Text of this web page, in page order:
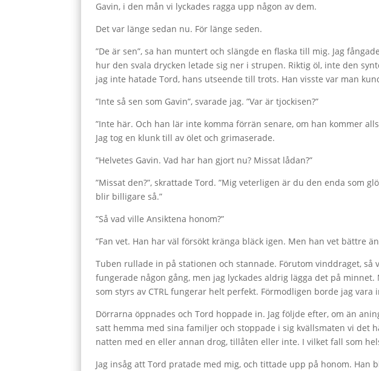
Gavin, i den mån vi lyckades ragga upp någon av dem.
Det var länge sedan nu. För länge seden.
”De är sen”, sa han muntert och slängde en flaska till mig. Jag
hur den svala drycken letade sig ner i strupen. Riktig öl, inte den
jag inte hatade Tord, hans utseende till trots. Han visste var man
”Inte så sen som Gavin”, svarade jag. ”Var är tjockisen?”
”Inte här. Och han lär inte komma förrän senare, om han kommer
Jag tog en klunk till av ölet och grimaserade.
”Helvetes Gavin. Vad har han gjort nu? Missat lådan?”
”Missat den?”, skrattade Tord. ”Mig veterligen är du den enda som
blir billigare så.”
”Så vad ville Ansiktena honom?”
”Fan vet. Han har väl försökt kränga bläck igen. Men han vet bättre
Tuben rullade in på stationen och stannade. Förutom vinddraget,
fungerade någon gång, men jag lyckades aldrig lägga det på
som styrs av CTRL fungerar helt perfekt. Förmodligen borde jag vara
Dörrarna öppnades och Tord hoppade in. Jag följde efter, om än
satt hemma med sina familjer och stoppade i sig kvällsmaten vi
natten med en eller annan drog, tillåten eller inte. I vilket fall som
Jag insåg att Tord pratade med mig, och tittade upp på honom.